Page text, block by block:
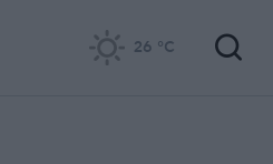
26 °C